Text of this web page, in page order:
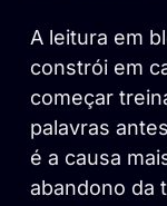
A leitura em
constrói em
começar
palavras
é a causa
abandono da